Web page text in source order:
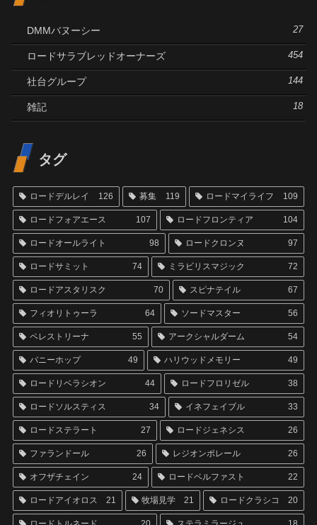
DMMバヌーシー 27
ロードサラブレッドオーナーズ 454
社台グループ 144
雑記 18
タグ
ロードデルレイ 126 募集 119 ロードマイライフ 109
ロードフォアエース 107 ロードフロンティア 104
ロードオールライト 98 ロードクロンヌ 97
ロードサミット 74 ミラビリスマジック 72
ロードアスタリスク 70 スピナテイル 67
フィオリトゥーラ 64 ソードマスター 56
ペレストリーナ 55 アークシャルダーム 54
バニーホップ 49 ハリウッドメモリー 49
ロードリベラシオン 44 ロードフロリゼル 38
ロードソルスティス 34 イネフェイブル 33
ロードステラート 27 ロードジェネシス 26
ファランドール 26 レジオンポレール 26
オフザチェイン 24 ロードベルファスト 22
ロードアイオロス 21 牧場見学 21 ロードクラシコ 20